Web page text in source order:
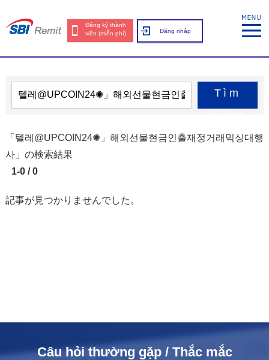
Đăng ký thành
viên (miễn phí)
Đăng nhập
Tìm
「텔레@UPCOIN24✺」해외선물현금인출재정거래믹싱대행
사」の検索結果
1-0 / 0
記事が見つかりませんでした。
Câu hỏi thường gặp / Thắc mắc